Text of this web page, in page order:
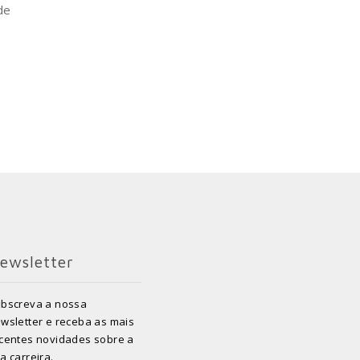
a nossa
e receba as mais
novidades sobre a
carreira.